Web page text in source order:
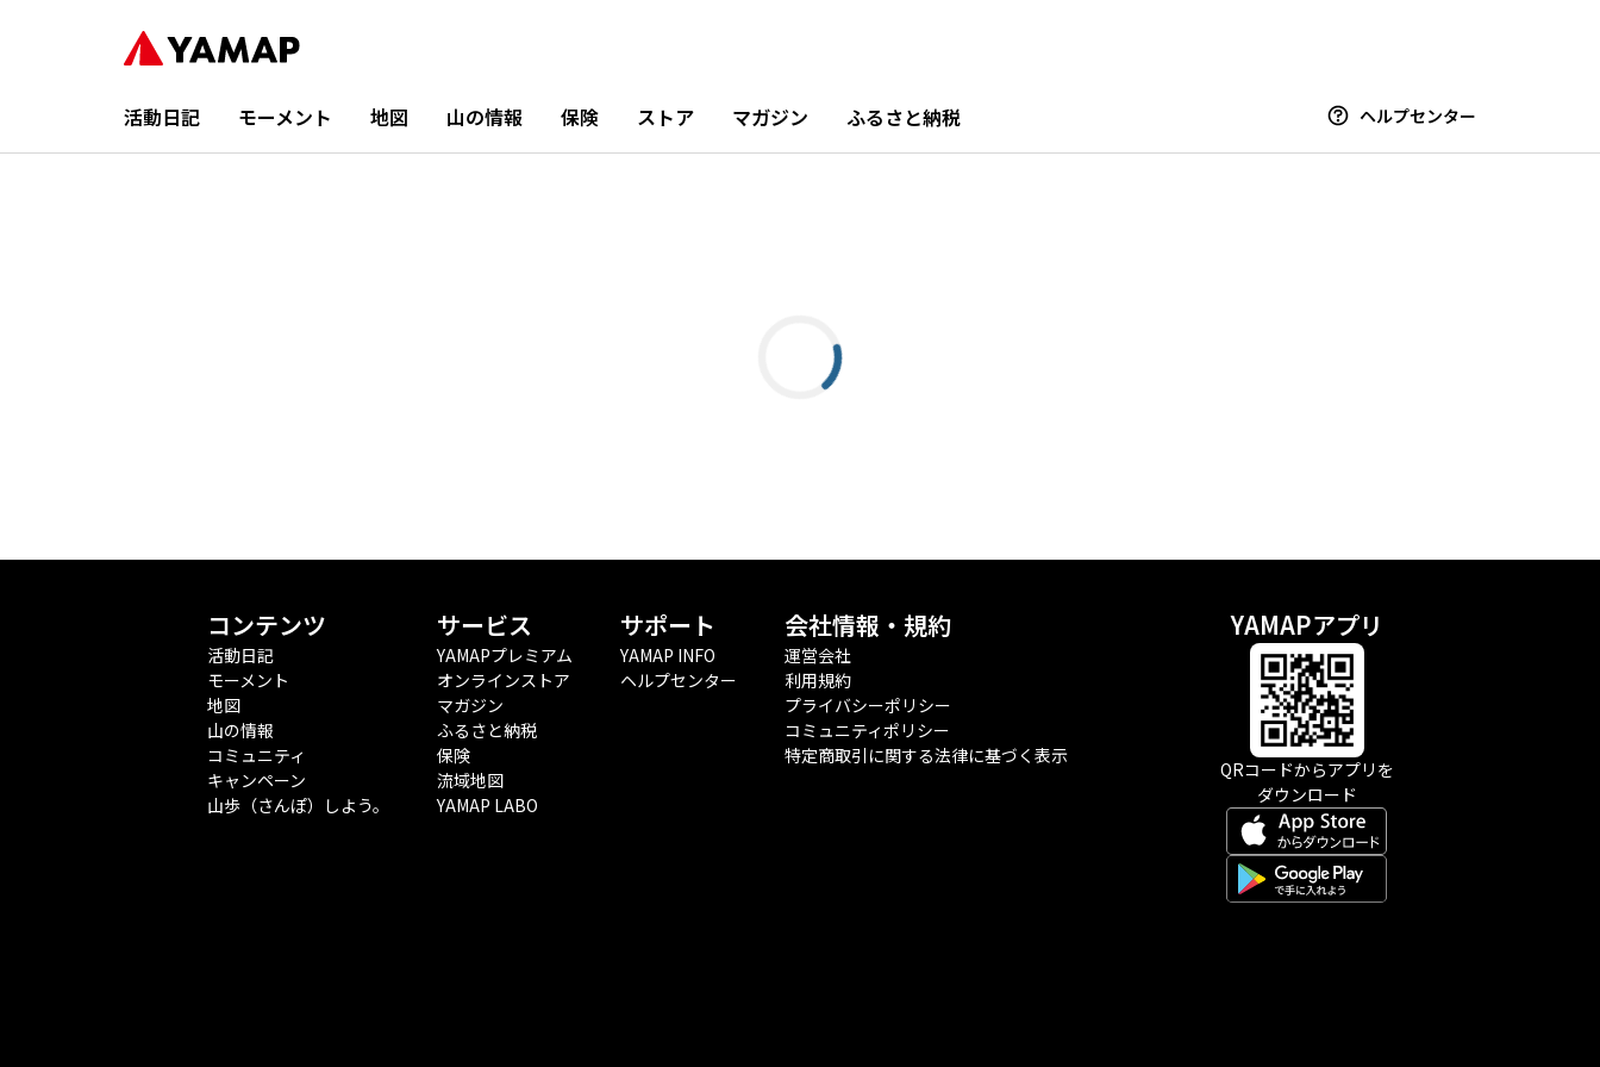
活動日記 モーメント 地図 山の情報 保険 ストア マガジン ふるさと納税 ヘルプセンター
コンテンツ
活動日記
モーメント
地図
山の情報
コミュニティ
キャンペーン
山歩（さんぽ）しよう。
サービス
YAMAPプレミアム
オンラインストア
マガジン
ふるさと納税
保険
流域地図
YAMAP LABO
サポート
YAMAP INFO
ヘルプセンター
会社情報・規約
運営会社
利用規約
プライバシーポリシー
コミュニティポリシー
特定商取引に関する法律に基づく表示
YAMAPアプリ
QRコードからアプリを
ダウンロード